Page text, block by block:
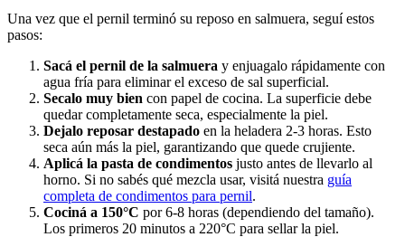
Una vez que el pernil terminó su reposo en salmuera, seguí estos
pasos:
Sacá el pernil de la salmuera y enjuagalo rápidamente con
agua fría para eliminar el exceso de sal superficial.
Secalo muy bien con papel de cocina. La superficie debe
quedar completamente seca, especialmente la piel.
Dejalo reposar destapado en la heladera 2-3 horas. Esto
seca aún más la piel, garantizando que quede crujiente.
Aplicá la pasta de condimentos justo antes de llevarlo al
horno. Si no sabés qué mezcla usar, visitá nuestra guía
completa de condimentos para pernil.
Cociná a 150°C por 6-8 horas (dependiendo del tamaño).
Los primeros 20 minutos a 220°C para sellar la piel.